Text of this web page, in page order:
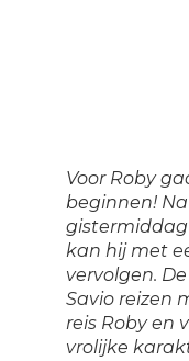
Voor Roby
beginnen!
kan hij met
vervolgen.
Savio reizen
reis Roby en
vrolijke